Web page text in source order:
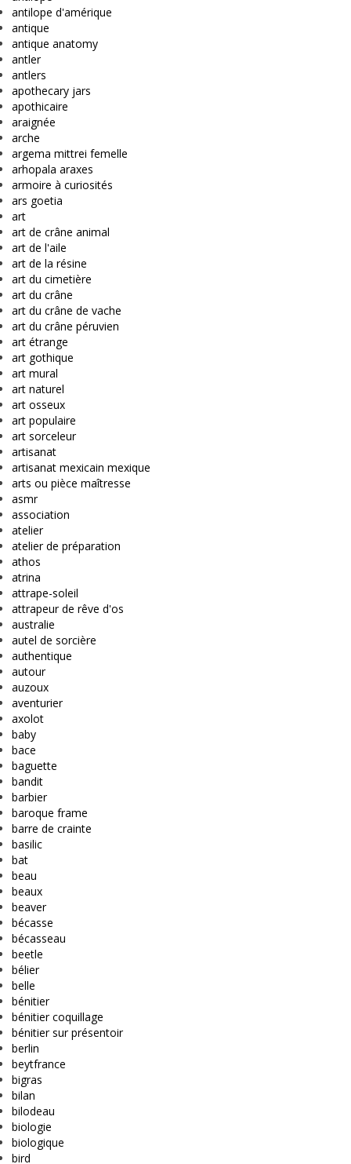
antilope d'amérique
antique
antique anatomy
antler
antlers
apothecary jars
apothicaire
araignée
arche
argema mittrei femelle
arhopala araxes
armoire à curiosités
ars goetia
art
art de crâne animal
art de l'aile
art de la résine
art du cimetière
art du crâne
art du crâne de vache
art du crâne péruvien
art étrange
art gothique
art mural
art naturel
art osseux
art populaire
art sorceleur
artisanat
artisanat mexicain mexique
arts ou pièce maîtresse
asmr
association
atelier
atelier de préparation
athos
atrina
attrape-soleil
attrapeur de rêve d'os
australie
autel de sorcière
authentique
autour
auzoux
aventurier
axolot
baby
bace
baguette
bandit
barbier
baroque frame
barre de crainte
basilic
bat
beau
beaux
beaver
bécasse
bécasseau
beetle
bélier
belle
bénitier
bénitier coquillage
bénitier sur présentoir
berlin
beytfrance
bigras
bilan
bilodeau
biologie
biologique
bird